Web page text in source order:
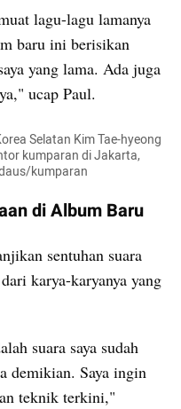
lagu-lagu lamanya
baru ini berisikan
yang lama. Ada juga
ucap Paul.
Selatan Kim Tae-hyeong
kumparan di Jakarta,
kumparan
di Album Baru
sentuhan suara
karya-karyanya yang
suara saya sudah
demikian. Saya ingin
teknik terkini,"